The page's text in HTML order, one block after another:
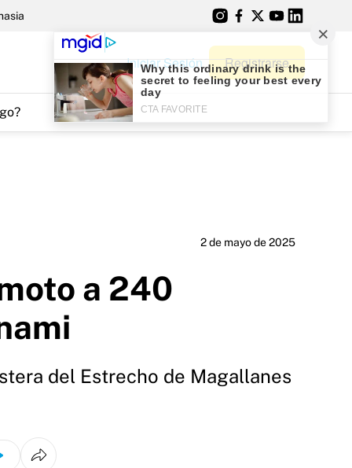
Iniciar Sesión Registrarse
2 de mayo de 2025
a 240
del Estrecho de Magallanes